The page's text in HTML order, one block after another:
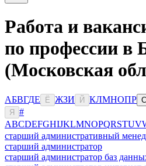
Работа и
по профессии в
(Московская
АБВГДЕ Ё ЖЗИ Й КЛМНОПР С
Я
#
ABCDEFGHIJKLMNOPQRSTUV
старший административный
старший администратор
старший администратор баз